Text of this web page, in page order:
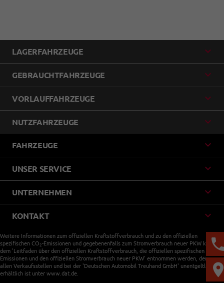
LAGERFAHRZEUGE
GEBRAUCHTFAHRZEUGE
VORLAUFFAHRZEUGE
NUTZFAHRZEUGE
FAHRZEUGE
UNSER SERVICE
UNTERNEHMEN
KONTAKT
Weitere Informationen zum offiziellen Kraftstoffverbrauch und zu den offiziellen
spezifischen CO 2-Emissionen und gegebenenfalls zum Stromverbrauch neuer PKW können
dem 'Leitfaden über den offiziellen Kraftstoffverbrauch, die offiziellen spezifischen CO
-
Emissionen und den offiziellen Stromverbrauch neuer PKW' entnommen werden, der an
allen Verkaufsstellen und bei der 'Deutschen Automobil Treuhand GmbH' unentgeltlich
erhältlich ist unter www.dat.de.